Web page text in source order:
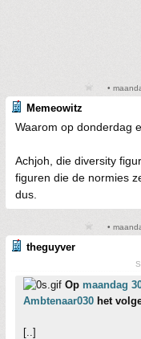
•
Memeowitz
Waarom op donderdag
Achjoh, die diversity
figuren die de normies
dus.
•
theguyver
Op maandag
Ambtenaar030 het
[..]